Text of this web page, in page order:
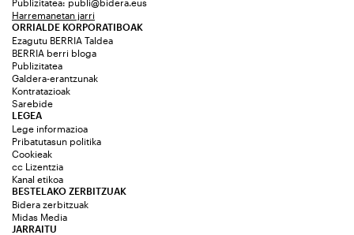
Publizitatea: publi@bidera.eus
Harremanetan jarri
ORRIALDE KORPORATIBOAK
Ezagutu BERRIA Taldea
BERRIA berri bloga
Publizitatea
Galdera-erantzunak
Kontratazioak
Sarebide
JARRAITU
LEGEA
Lege informazioa
Pribatutasun politika
Cookieak
cc Lizentzia
Kanal etikoa
BESTELAKO ZERBITZUAK
Bidera zerbitzuak
Midas Media